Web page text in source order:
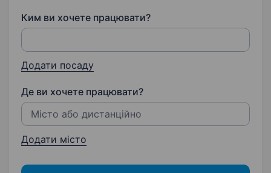
Ким ви хочете працювати?
Додати посаду
Де ви хочете працювати?
Додати місто